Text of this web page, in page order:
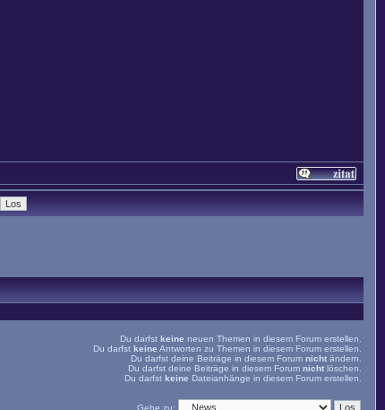
Du darfst keine neuen Themen in diesem Forum erstellen.
Du darfst keine Antworten zu Themen in diesem Forum erstellen.
Du darfst deine Beiträge in diesem Forum nicht ändern.
Du darfst deine Beiträge in diesem Forum nicht löschen.
Du darfst keine Dateianhänge in diesem Forum erstellen.
Gehe zu: